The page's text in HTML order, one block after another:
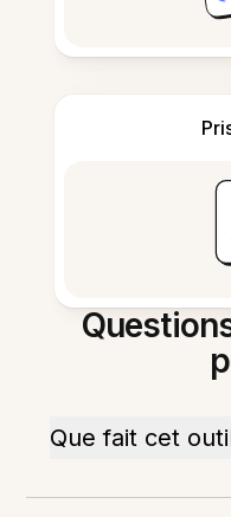
Que fait cet